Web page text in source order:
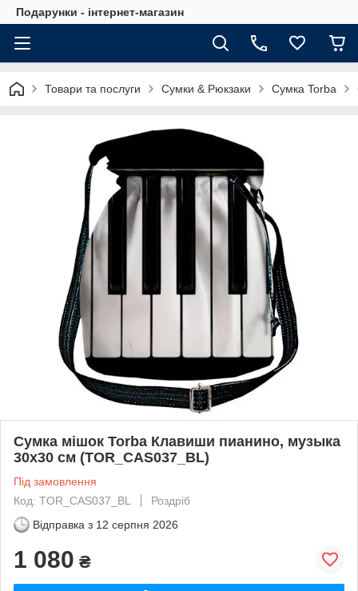
Подарунки - інтернет-магазин
Товари та послуги Сумки & Рюкзаки Сумка Torba
Сумка мішок Torba Клавиши пианино, музыка
30x30 см (TOR_CAS037_BL)
Під замовлення
Код: TOR_CAS037_BL
Роздріб
Відправка з 12 серпня 2026
1 080 ₴